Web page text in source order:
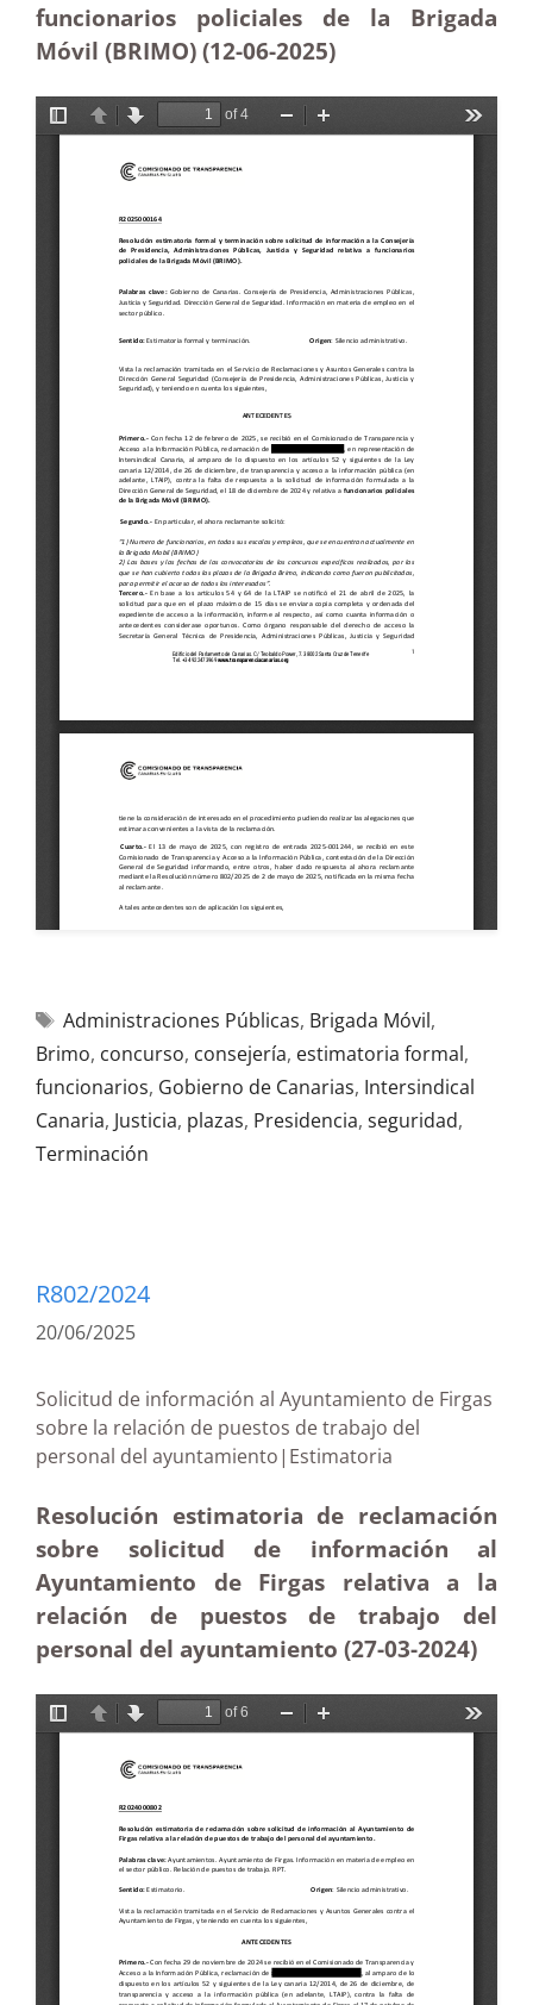
funcionarios policiales de la Brigada
Móvil (BRIMO) (12-06-2025)
Administraciones Públicas, Brigada Móvil,
Brimo, concurso, consejería, estimatoria formal,
funcionarios, Gobierno de Canarias, Intersindical
Canaria, Justicia, plazas, Presidencia, seguridad,
Terminación
R802/2024
20/06/2025
Solicitud de información al Ayuntamiento de Firgas
sobre la relación de puestos de trabajo del
personal del ayuntamiento|Estimatoria
Resolución estimatoria de reclamación
sobre solicitud de información al
Ayuntamiento de Firgas relativa a la
relación de puestos de trabajo del
personal del ayuntamiento (27-03-2024)